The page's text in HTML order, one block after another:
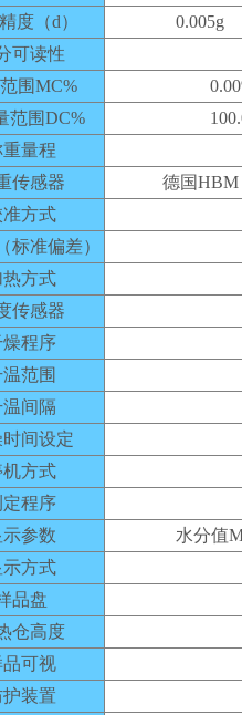
度（d）
0.005g
可读性
围MC%
范围DC%
量程
传感器
德国HBM
准方式
标准偏差）
热方式
传感器
燥程序
温范围
温间隔
间设定
机方式
定程序
示参数
水分值
示方式
品盘
仓高度
品可视
护装置